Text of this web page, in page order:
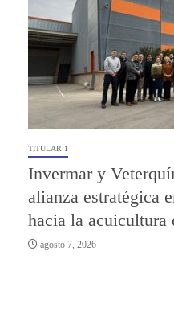
TITULAR 1
Invermar y
alianza estratégica
hacia la acuicultura
agosto 7, 2026